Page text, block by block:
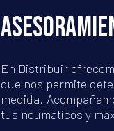
En Distribuir
que nos permite
medida.
tus neumáticos y